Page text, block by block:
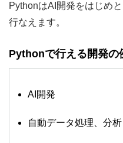
PythonはAI開発をはじめ
行なえます。
Pythonで行える開発の
AI開発
自動データ処理、分析